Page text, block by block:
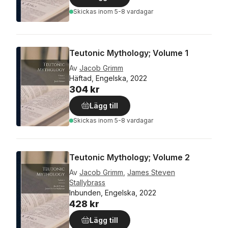
Skickas inom 5-8 vardagar
Teutonic Mythology; Volume 1
Av Jacob Grimm
Häftad, Engelska, 2022
304 kr
Lägg till
Skickas inom 5-8 vardagar
Teutonic Mythology; Volume 2
Av Jacob Grimm James Steven
Stallybrass
Inbunden, Engelska, 2022
428 kr
Lägg till